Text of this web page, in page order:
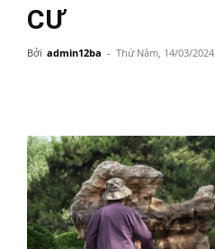
CƯ
Bởi admin12ba - Thứ Năm, 14/03/2024